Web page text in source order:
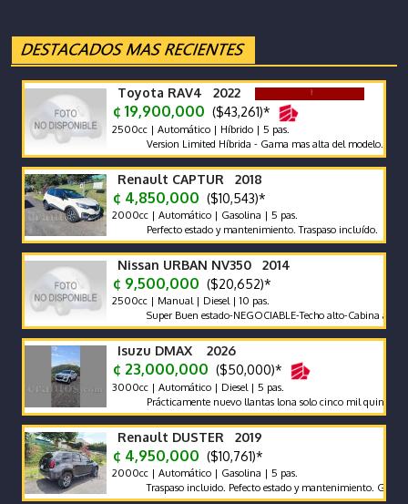
Toyota RAV4 2022
¢ 19,900,000 ($43,261)*
2500cc | Automático | Híbrido | 5 pas.
Version Limited Híbrida - Gama mas alta del modelo.
Renault CAPTUR 2018
¢ 4,850,000 ($10,543)*
2000cc | Automático | Gasolina | 5 pas.
Perfecto estado y mantenimiento. Traspaso incluído.
Nissan URBAN NV350 2014
¢ 9,500,000 ($20,652)*
2500cc | Manual | Diesel | 10 pas.
Super Buen estado-NEGOCIABLE-Techo alto-Cabina ancha-
Isuzu DMAX 2026
¢ 23,000,000 ($50,000)*
3000cc | Automático | Diesel | 5 pas.
Prácticamente nuevo llantas lona solo cinco mil quinientos kms
Renault DUSTER 2019
¢ 4,950,000 ($10,761)*
2000cc | Automático | Gasolina | 5 pas.
Traspaso incluido. Pefecto estado y mantenimiento. Garantia